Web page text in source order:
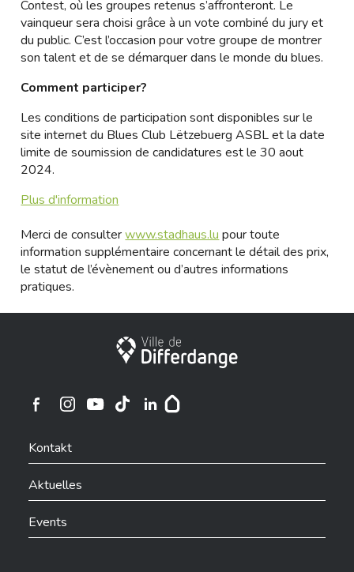
Contest, où les groupes retenus s’affronteront. Le
vainqueur sera choisi grâce à un vote combiné du jury et
du public. C’est l’occasion pour votre groupe de montrer
son talent et de se démarquer dans le monde du blues.
Comment participer?
Les conditions de participation sont disponibles sur le
site internet du Blues Club Lëtzebuerg ASBL et la date
limite de soumission de candidatures est le 30 aout
2024.
Plus d'information
Merci de consulterwww.stadhaus.lu pour toute
information supplémentaire concernant le détail des prix,
le statut de l’évènement ou d’autres informations
pratiques.
Stadt Differdingen
Ville de Differdange sur Instagram
Kontakt
Aktuelles
Events